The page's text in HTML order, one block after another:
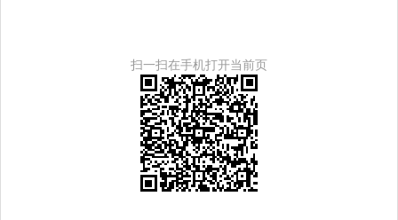
扫一扫在手机打开当前页